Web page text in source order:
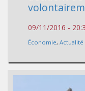
09/11/2016 -
Économie, Actualité